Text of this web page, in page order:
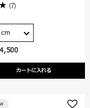
カートに入れる
(7)